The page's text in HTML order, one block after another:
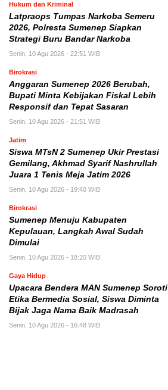
Hukum dan Kriminal
Latpraops Tumpas Narkoba Semeru
2026, Polresta Sumenep Siapkan
Strategi Buru Bandar Narkoba
Senin, 10 Agu 2026 - 22:51 WIB
Birokrasi
Anggaran Sumenep 2026 Berubah,
Bupati Minta Kebijakan Fiskal Lebih
Responsif dan Tepat Sasaran
Senin, 10 Agu 2026 - 21:51 WIB
Jatim
Siswa MTsN 2 Sumenep Ukir Prestasi
Gemilang, Akhmad Syarif Nashrullah
Juara 1 Tenis Meja Jatim 2026
Senin, 10 Agu 2026 - 19:40 WIB
Birokrasi
Sumenep Menuju Kabupaten
Kepulauan, Langkah Awal Sudah
Dimulai
Senin, 10 Agu 2026 - 18:20 WIB
Gaya Hidup
Upacara Bendera MAN Sumenep Soroti
Etika Bermedia Sosial, Siswa Diminta
Bijak Jaga Nama Baik Madrasah
Senin, 10 Agu 2026 - 16:48 WIB